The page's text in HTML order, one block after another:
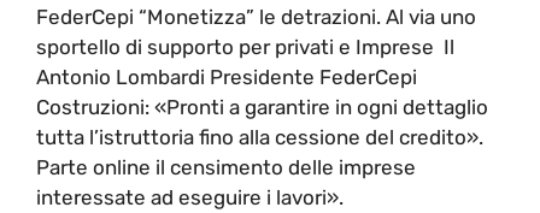
FederCepi “Monetizza” le detrazioni. Al via uno
sportello di supporto per privati e Imprese Il
Antonio Lombardi Presidente FederCepi
Costruzioni: «Pronti a garantire in ogni dettaglio
tutta l’istruttoria fino alla cessione del credito».
Parte online il censimento delle imprese
interessate ad eseguire i lavori».